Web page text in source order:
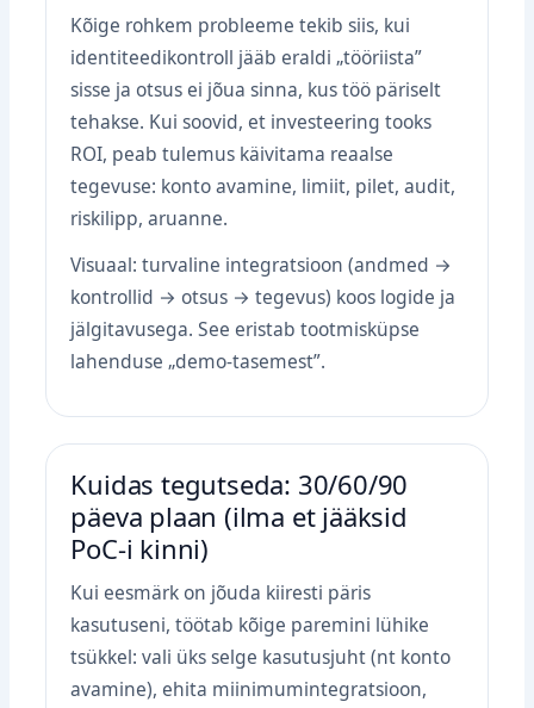
Kõige rohkem probleeme tekib siis, kui
identiteedikontroll jääb eraldi „tööriista”
sisse ja otsus ei jõua sinna, kus töö päriselt
tehakse. Kui soovid, et investeering tooks
ROI, peab tulemus käivitama reaalse
tegevuse: konto avamine, limiit, pilet, audit,
riskilipp, aruanne.
Visuaal: turvaline integratsioon (andmed →
kontrollid → otsus → tegevus) koos logide ja
jälgitavusega. See eristab tootmisküpse
lahenduse „demo‑tasemest”.
Kuidas tegutseda: 30/60/90
päeva plaan (ilma et jääksid
PoC‑i kinni)
Kui eesmärk on jõuda kiiresti päris
kasutuseni, töötab kõige paremini lühike
tsükkel: vali üks selge kasutusjuht (nt konto
avamine), ehita miinimumintegratsioon,